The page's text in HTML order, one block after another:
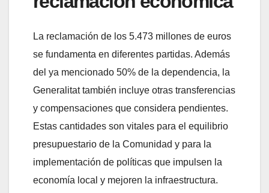
La reclamación de los 5.473 millones de euros
se fundamenta en diferentes partidas. Además
del ya mencionado 50% de la dependencia, la
Generalitat también incluye otras transferencias
y compensaciones que considera pendientes.
Estas cantidades son vitales para el equilibrio
presupuestario de la Comunidad y para la
implementación de políticas que impulsen la
economía local y mejoren la infraestructura.